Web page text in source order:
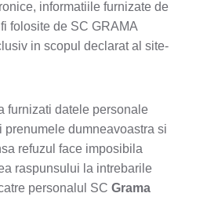
informatiile furnizate de
folosite de SC GRAMA
in scopul declarat al site-
furnizati datele personale
prenumele dumneavoastra si
refuzul face imposibila
raspunsului la intrebarile
personalul SC Grama